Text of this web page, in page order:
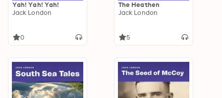
Yah! Yah! Yah!
Jack London
0
The Heathen
Jack London
5